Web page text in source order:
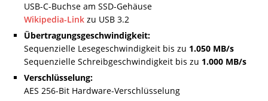
USB-C-Buchse am SSD-Gehäuse
Wikipedia-Link zu USB 3.2
Übertragungsgeschwindigkeit:
Sequenzielle Lesegeschwindigkeit bis zu 1.050 MB/s
Sequenzielle Schreibgeschwindigkeit bis zu 1.000 MB/s
Verschlüsselung:
AES 256-Bit Hardware-Verschlüsselung